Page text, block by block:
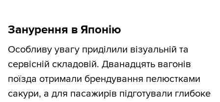
Занурення в Японію
Особливу увагу приділили візуальній та
сервісній складовій. Дванадцять вагонів
поїзда отримали брендування пелюстками
сакури, а для пасажирів підготували глибоке